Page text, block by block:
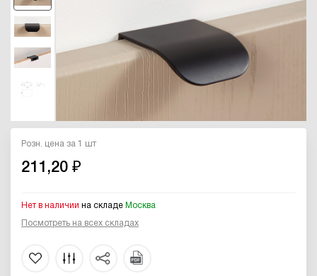
Розн. цена за 1 шт
211,20 ₽
Нет в наличии на складе Москва
Посмотреть на всех складах